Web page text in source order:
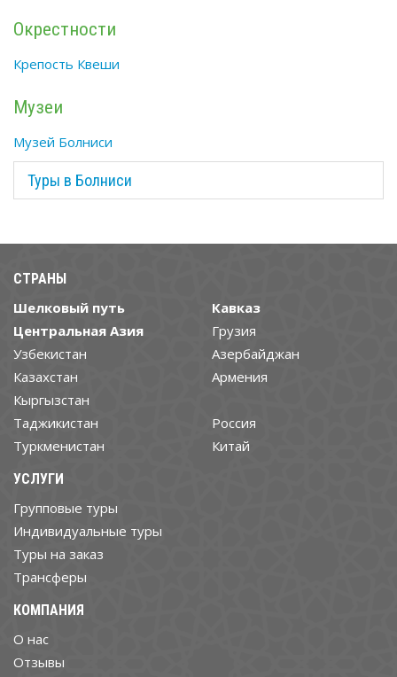
Окрестности
Крепость Квеши
Музеи
Музей Болниси
Туры в Болниси
СТРАНЫ
Шелковый путь
Центральная Азия
Узбекистан
Казахстан
Кыргызстан
Таджикистан
Туркменистан
Кавказ
Грузия
Азербайджан
Армения
Россия
Китай
УСЛУГИ
Групповые туры
Индивидуальные туры
Туры на заказ
Трансферы
КОМПАНИЯ
О нас
Отзывы